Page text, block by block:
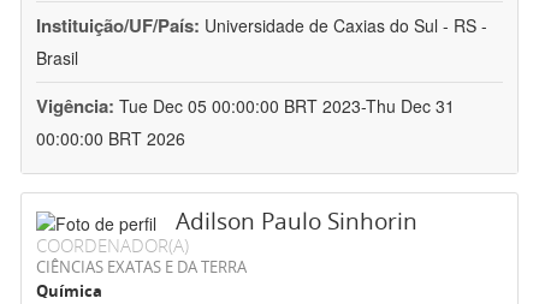
Instituição/UF/País: Universidade de Caxias do Sul - RS -
Brasil
Vigência: Tue Dec 05 00:00:00 BRT 2023-Thu Dec 31
00:00:00 BRT 2026
Adilson Paulo Sinhorin
COORDENADOR(A)
CIÊNCIAS EXATAS E DA TERRA
Química